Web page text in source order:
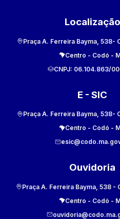
Localização
Praça A. Ferreira Bayma, 538-
Centro - Codó -
CNPJ: 06.104.863/
E - SIC
Praça A. Ferreira Bayma, 538-
Centro - Codó -
Ouvidoria
Praça A. Ferreira Bayma, 538 -
Centro - Codó -